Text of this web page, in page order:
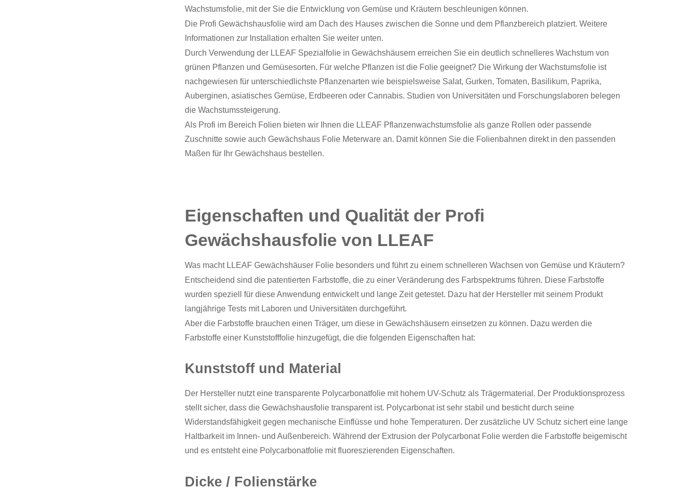
Wachstumsfolie, mit der Sie die Entwicklung von Gemüse und Kräutern beschleunigen können.
Die Profi Gewächshausfolie wird am Dach des Hauses zwischen die Sonne und dem Pflanzbereich platziert. Weitere
Informationen zur Installation erhalten Sie weiter unten.
Durch Verwendung der LLEAF Spezialfolie in Gewächshäusern erreichen Sie ein deutlich schnelleres Wachstum von
grünen Pflanzen und Gemüsesorten. Für welche Pflanzen ist die Folie geeignet? Die Wirkung der Wachstumsfolie ist
nachgewiesen für unterschiedlichste Pflanzenarten wie beispielsweise Salat, Gurken, Tomaten, Basilikum, Paprika,
Auberginen, asiatisches Gemüse, Erdbeeren oder Cannabis. Studien von Universitäten und Forschungslaboren belegen
die Wachstumssteigerung.
Als Profi im Bereich Folien bieten wir Ihnen die LLEAF Pflanzenwachstumsfolie als ganze Rollen oder passende
Zuschnitte sowie auch Gewächshaus Folie Meterware an. Damit können Sie die Folienbahnen direkt in den passenden
Maßen für Ihr Gewächshaus bestellen.
Eigenschaften und Qualität der Profi
Gewächshausfolie von LLEAF
Was macht LLEAF Gewächshäuser Folie besonders und führt zu einem schnelleren Wachsen von Gemüse und Kräutern?
Entscheidend sind die patentierten Farbstoffe, die zu einer Veränderung des Farbspektrums führen. Diese Farbstoffe
wurden speziell für diese Anwendung entwickelt und lange Zeit getestet. Dazu hat der Hersteller mit seinem Produkt
langjährige Tests mit Laboren und Universitäten durchgeführt.
Aber die Farbstoffe brauchen einen Träger, um diese in Gewächshäusern einsetzen zu können. Dazu werden die
Farbstoffe einer Kunststofffolie hinzugefügt, die die folgenden Eigenschaften hat:
Kunststoff und Material
Der Hersteller nutzt eine transparente Polycarbonatfolie mit hohem UV-Schutz als Trägermaterial. Der Produktionsprozess
stellt sicher, dass die Gewächshausfolie transparent ist. Polycarbonat ist sehr stabil und besticht durch seine
Widerstandsfähigkeit gegen mechanische Einflüsse und hohe Temperaturen. Der zusätzliche UV Schutz sichert eine lange
Haltbarkeit im Innen- und Außenbereich. Während der Extrusion der Polycarbonat Folie werden die Farbstoffe beigemischt
und es entsteht eine Polycarbonatfolie mit fluoreszierenden Eigenschaften.
Dicke / Folienstärke